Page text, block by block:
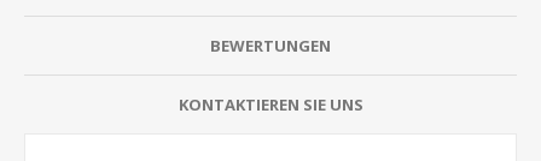
BEWERTUNGEN
KONTAKTIEREN SIE UNS